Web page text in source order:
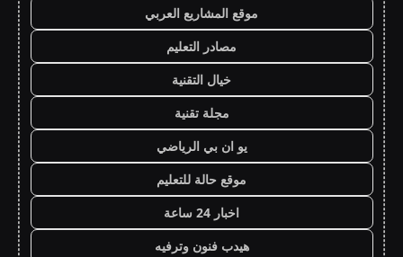
موقع المشاريع العربي
مصادر التعليم
خيال التقنية
مجلة تقنية
يو ان بي الرياضي
موقع حالة للتعليم
اخبار 24 ساعة
هيدب فنون وترفيه